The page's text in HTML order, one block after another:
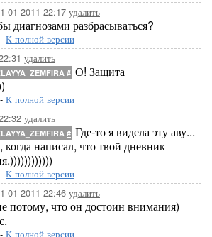
01-2011-22:17 удалить
диагнозами разбрасываться?
- К полной версии
удалить
# О! Защита
- К полной версии
удалить
# Где-то я видела эту аву...
написал, что твой дневник
- К полной версии
01-2011-22:46 удалить
потому, что он достоин внимания)
- К полной версии